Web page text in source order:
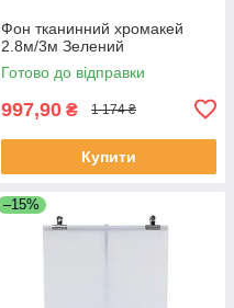
Фон тканинний хромакей
2.8м/3м Зелений
Готово до відправки
997,90 ₴ 1 174 ₴
Купити
–15%